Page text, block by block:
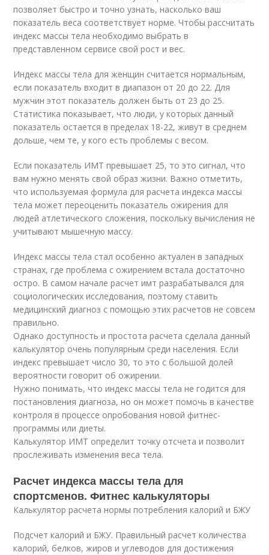
позволяет быстро и точно узнать, насколько ваш
показатель веса соответствует норме. Чтобы рассчитать
индекс массы тела необходимо выбрать в
представленном сервисе свой рост и вес.
Индекс массы тела для женщин считается нормальным,
если показатель входит в диапазон от 20 до 22. Для
мужчин этот показатель должен быть от 23 до 25.
Статистика показывает, что люди, у которых данный
показатель остается в пределах 18-22, живут в среднем
дольше, чем те, у кого есть проблемы с весом.
Если показатель ИМТ превышает 25, то это сигнал, что
вам нужно менять свой образ жизни. Важно отметить,
что используемая формула для расчета индекса массы
тела может переоценить показатель ожирения для
людей атлетического сложения, поскольку вычисления не
учитывают мышечную массу.
Индекс массы тела стал особенно актуален в западных
странах, где проблема с ожирением встала достаточно
остро. В самом начале расчет имт разрабатывался для
социологических исследования, поэтому ставить
медицинский диагноз с помощью этих расчетов не совсем
правильно.
Однако доступность и простота расчета сделала данный
калькулятор очень популярным среди населения. Если
индекс превышает число 30, то это с большой долей
вероятности говорит об ожирении.
Нужно понимать, что индекс массы тела не годится для
постановления диагноза, но он может помочь в качестве
контроля в процессе опробования новой фитнес-
программы или диеты.
Калькулятор ИМТ определит точку отсчета и позволит
прослеживать изменения веса тела.
Расчет индекса массы тела для
спортсменов. Фитнес калькуляторы
Калькулятор расчета нормы потребления калорий и БЖУ
Подсчет калорий и БЖУ. Правильный расчет количества
калорий, белков, жиров и углеводов для достижения